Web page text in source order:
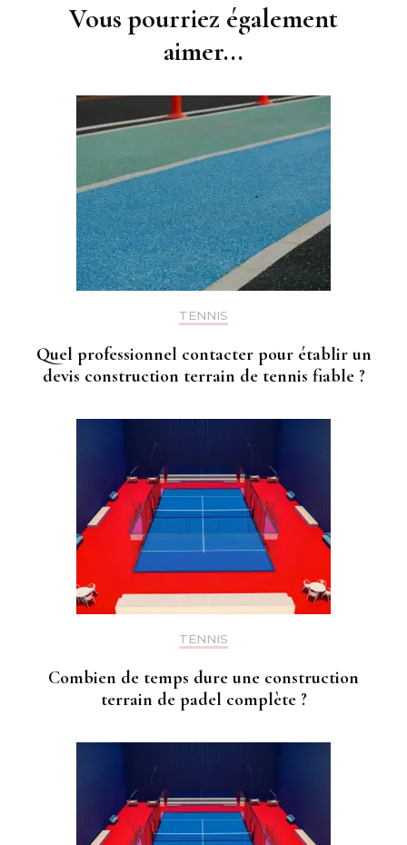
Vous pourriez également
aimer...
TENNIS
Quel professionnel contacter pour établir un
devis construction terrain de tennis fiable ?
TENNIS
Combien de temps dure une construction
terrain de padel complète ?